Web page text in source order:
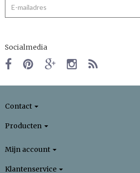
Socialmedia
Contact
Producten
Mijn account
Klantenservice